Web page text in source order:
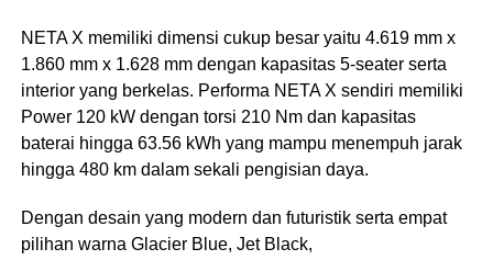
NETA X memiliki dimensi cukup besar yaitu 4.619 mm x
1.860 mm x 1.628 mm dengan kapasitas 5-seater serta
interior yang berkelas. Performa NETA X sendiri memiliki
Power 120 kW dengan torsi 210 Nm dan kapasitas
baterai hingga 63.56 kWh yang mampu menempuh jarak
hingga 480 km dalam sekali pengisian daya.
Dengan desain yang modern dan futuristik serta empat
pilihan warna Glacier Blue, Jet Black,